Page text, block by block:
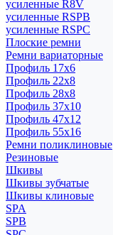
усиленные R8V
усиленные RSPB
усиленные RSPC
Плоские ремни
Ремни вариаторные
Профиль 17x6
Профиль 22x8
Профиль 28x8
Профиль 37x10
Профиль 47x12
Профиль 55x16
Ремни поликлиновые
Резиновые
Шкивы
Шкивы зубчатые
Шкивы клиновые
SPA
SPB